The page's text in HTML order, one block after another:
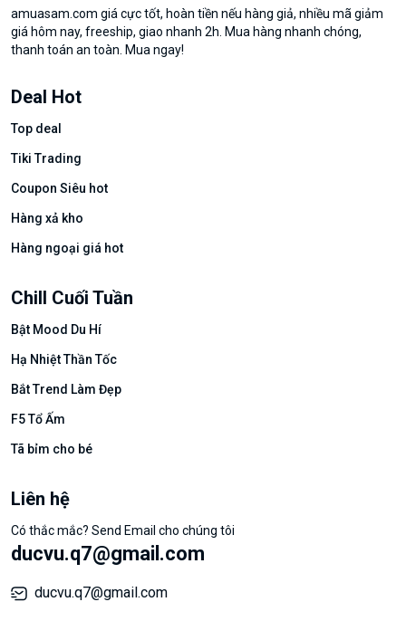
amuasam.com giá cực tốt, hoàn tiền nếu hàng giả, nhiều mã giảm
giá hôm nay, freeship, giao nhanh 2h. Mua hàng nhanh chóng,
thanh toán an toàn. Mua ngay!
Deal Hot
Top deal
Tiki Trading
Coupon Siêu hot
Hàng xả kho
Hàng ngoại giá hot
Chill Cuối Tuần
Bật Mood Du Hí
Hạ Nhiệt Thần Tốc
Bắt Trend Làm Đẹp
F5 Tổ Ấm
Tã bỉm cho bé
Liên hệ
Có thắc mắc? Send Email cho chúng tôi
ducvu.q7@gmail.com
ducvu.q7@gmail.com